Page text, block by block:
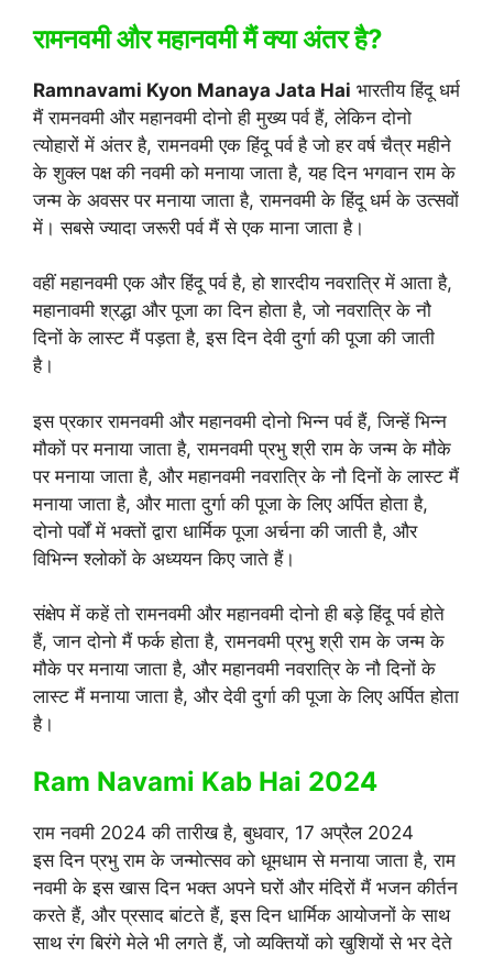
रामनवमी और महानवमी मैं क्या अंतर है?
Ramnavami Kyon Manaya Jata Hai भारतीय हिंदू धर्म
मैं रामनवमी और महानवमी दोनो ही मुख्य पर्व हैं, लेकिन दोनो
त्योहारों में अंतर है, रामनवमी एक हिंदू पर्व है जो हर वर्ष चैत्र महीने
के शुक्ल पक्ष की नवमी को मनाया जाता है, यह दिन भगवान राम के
जन्म के अवसर पर मनाया जाता है, रामनवमी के हिंदू धर्म के उत्सवों
में। सबसे ज्यादा जरूरी पर्व मैं से एक माना जाता है।
वहीं महानवमी एक और हिंदू पर्व है, हो शारदीय नवरात्रि में आता है,
महानावमी श्रद्धा और पूजा का दिन होता है, जो नवरात्रि के नौ
दिनों के लास्ट मैं पड़ता है, इस दिन देवी दुर्गा की पूजा की जाती
है।
इस प्रकार रामनवमी और महानवमी दोनो भिन्न पर्व हैं, जिन्हें भिन्न
मौकों पर मनाया जाता है, रामनवमी प्रभु श्री राम के जन्म के मौके
पर मनाया जाता है, और महानवमी नवरात्रि के नौ दिनों के लास्ट मैं
मनाया जाता है, और माता दुर्गा की पूजा के लिए अर्पित होता है,
दोनो पर्वों में भक्तों द्वारा धार्मिक पूजा अर्चना की जाती है, और
विभिन्न श्लोकों के अध्ययन किए जाते हैं।
संक्षेप में कहें तो रामनवमी और महानवमी दोनो ही बड़े हिंदू पर्व होते
हैं, जान दोनो मैं फर्क होता है, रामनवमी प्रभु श्री राम के जन्म के
मौके पर मनाया जाता है, और महानवमी नवरात्रि के नौ दिनों के
लास्ट मैं मनाया जाता है, और देवी दुर्गा की पूजा के लिए अर्पित होता
है।
Ram Navami Kab Hai 2024
राम नवमी 2024 की तारीख है, बुधवार, 17 अप्रैल 2024
इस दिन प्रभु राम के जन्मोत्सव को धूमधाम से मनाया जाता है, राम
नवमी के इस खास दिन भक्त अपने घरों और मंदिरों मैं भजन कीर्तन
करते हैं, और प्रसाद बांटते हैं, इस दिन धार्मिक आयोजनों के साथ
साथ रंग बिरंगे मेले भी लगते हैं, जो व्यक्तियों को खुशियों से भर देते